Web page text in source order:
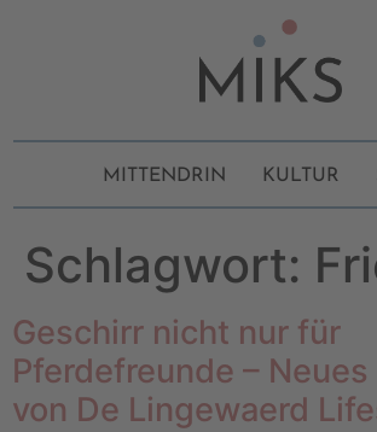
MITTENDRIN KULTUR
Schlagwort:
Geschirr nicht nur für
Pferdefreunde –
von De Lingewaerd